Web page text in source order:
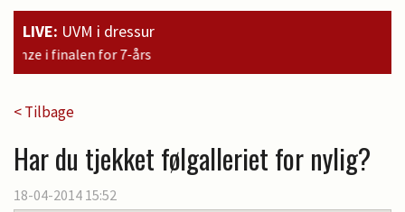
LIVE: UVM i dressur
< Tilbage
Har du tjekket følgalleriet for nylig?
18-04-2014 15:52